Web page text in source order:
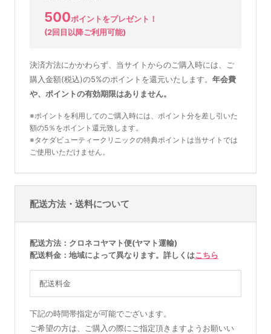
500ポイントをプレゼント！
(2回目以降ご利用可能)
決済方法にかかわらず、当サイトからのご購入時には、ご
購入金額(税込)の5%のポイントを還元いたします。 年会費
や、ポイントの有効期限はありません。
※ポイントを利用してのご購入時には、ポイント分を差し引いた
額の5％をポイント還元致します。
※タケダビューティークリニックの特典ポイントは当サイトでは
ご使用いただけません。
配送方法・送料について
配送方法
クロネコヤマト便(ヤマト運輸)
配送料金
地域によって異なります。詳しくはこちら
配送料金
下記の時間帯指定が可能でございます。
ご希望の方は、ご購入の際にご指定頂きますようお願いい